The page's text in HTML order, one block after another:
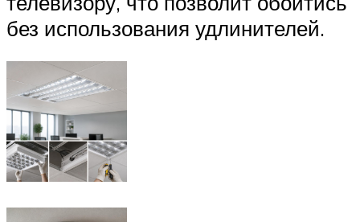
без использования удлинителей.